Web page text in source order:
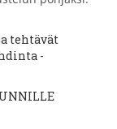
tehtävät
-